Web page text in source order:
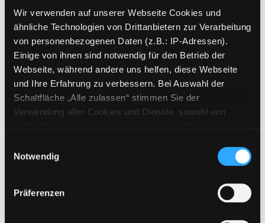
Wir verwenden auf unserer Webseite Cookies und
ähnliche Technologien von Drittanbietern zur Verarbeitung
von personenbezogenen Daten (z.B.: IP-Adressen).
Einige von ihnen sind notwendig für den Betrieb der
Webseite, während andere uns helfen, diese Webseite
und Ihre Erfahrung zu verbessern. Bei Auswahl der
Schaltfläche „Alle zulassen“ stimmen Sie der
Verwendung aller Cookies und Dienste, sowohl von
Cookies von Drittanbietern, eine Verarbeitung in
unsicheren Drittländern (Länder außerhalb des EWR
ohne adäquates Datenschutzniveau) stattfinden kann. In
diesem Zusammenhang können aktuell Risiken für
Notwendig
Präferenzen
Weitere Suchkriterien
Erwerbungen der letzten Tage
Jahr von
Medien anzeigen, die nach dem Jahr veröffentlicht
Jahr bis
Medien anzeigen, die vor dem
E-Medien
Mediengruppe